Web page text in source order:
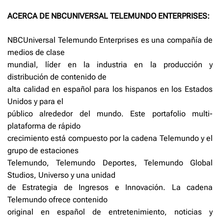
ACERCA DE NBCUNIVERSAL TELEMUNDO ENTERPRISES:
NBCUniversal Telemundo Enterprises es una compañía de
medios de clase
mundial, líder en la industria en la producción y
distribución de contenido de
alta calidad en español para los hispanos en los Estados
Unidos y para el
público alrededor del mundo. Este portafolio multi-
plataforma de rápido
crecimiento está compuesto por la cadena Telemundo y el
grupo de estaciones
Telemundo, Telemundo Deportes, Telemundo Global
Studios, Universo y una unidad
de Estrategia de Ingresos e Innovación. La cadena
Telemundo ofrece contenido
original en español de entretenimiento, noticias y